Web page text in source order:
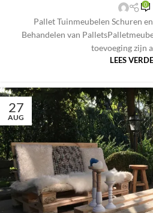
0
Pallet Tuinmeubelen Schuren
Behandelen van
toevoeging zijn
LEES
27
AUG